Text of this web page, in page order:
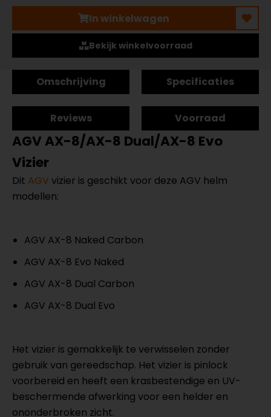
In winkelwagen
Bekijk winkelvoorraad
Omschrijving Specificaties
Reviews Voorraad
AGV AX-8/AX-8 Dual/AX-8 Evo
Vizier
Dit AGV vizier is geschikt voor deze AGV helm
modellen:
AGV AX-8 Naked Carbon
AGV AX-8 Evo Naked
AGV AX-8 Dual Carbon
AGV AX-8 Dual Evo
Het vizier is gemakkelijk te verwisselen zonder
gebruik van gereedschap. Het vizier is pinlock
voorbereid en heeft een krasbestendige en UV-
beschermende afwerking voor een helder en
ononderbroken zicht.